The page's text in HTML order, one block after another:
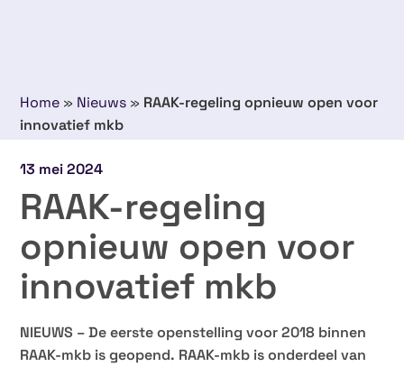
Home » Nieuws » RAAK-regeling opnieuw open voor
innovatief mkb
13 mei 2024
RAAK-regeling
opnieuw open voor
innovatief mkb
NIEUWS – De eerste openstelling voor 2018 binnen
RAAK-mkb is geopend. RAAK-mkb is onderdeel van